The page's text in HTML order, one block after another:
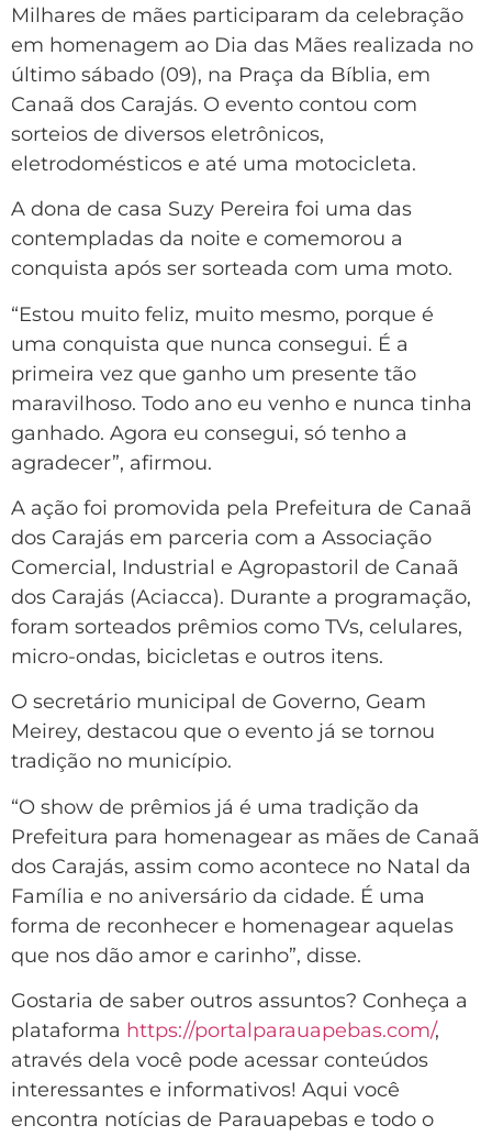
Milhares de mães participaram da celebração
em homenagem ao Dia das Mães realizada no
último sábado (09), na Praça da Bíblia, em
Canaã dos Carajás. O evento contou com
sorteios de diversos eletrônicos,
eletrodomésticos e até uma motocicleta.
A dona de casa Suzy Pereira foi uma das
contempladas da noite e comemorou a
conquista após ser sorteada com uma moto.
“Estou muito feliz, muito mesmo, porque é
uma conquista que nunca consegui. É a
primeira vez que ganho um presente tão
maravilhoso. Todo ano eu venho e nunca tinha
ganhado. Agora eu consegui, só tenho a
agradecer”, afirmou.
A ação foi promovida pela Prefeitura de Canaã
dos Carajás em parceria com a Associação
Comercial, Industrial e Agropastoril de Canaã
dos Carajás (Aciacca). Durante a programação,
foram sorteados prêmios como TVs, celulares,
micro-ondas, bicicletas e outros itens.
O secretário municipal de Governo, Geam
Meirey, destacou que o evento já se tornou
tradição no município.
“O show de prêmios já é uma tradição da
Prefeitura para homenagear as mães de Canaã
dos Carajás, assim como acontece no Natal da
Família e no aniversário da cidade. É uma
forma de reconhecer e homenagear aquelas
que nos dão amor e carinho”, disse.
Gostaria de saber outros assuntos? Conheça a
plataforma https://portalparauapebas.com/,
através dela você pode acessar conteúdos
interessantes e informativos! Aqui você
encontra notícias de Parauapebas e todo o